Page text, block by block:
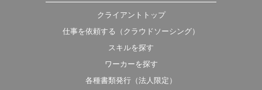
クライアントトップ
仕事を依頼する（クラウドソーシング）
スキルを探す
ワーカーを探す
各種書類発行（法人限定）